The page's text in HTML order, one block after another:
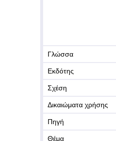
Γλώσσα
Εκδότης
Σχέση
Δικαιώματα χρήσης
Πηγή
Θέμα